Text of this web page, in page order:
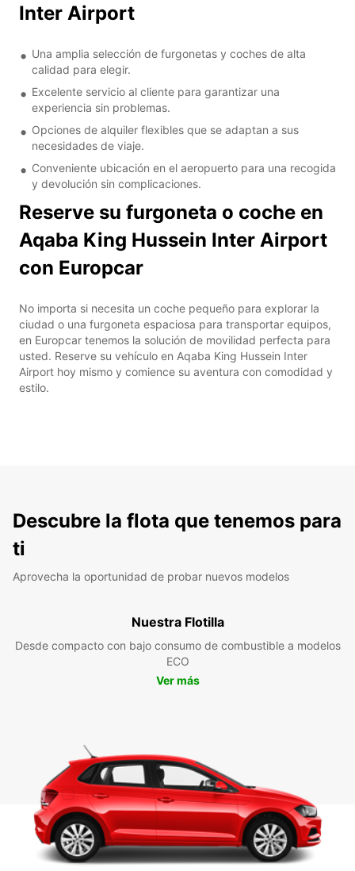
Inter Airport
Una amplia selección de furgonetas y coches de alta
calidad para elegir.
Excelente servicio al cliente para garantizar una
experiencia sin problemas.
Opciones de alquiler flexibles que se adaptan a sus
necesidades de viaje.
Conveniente ubicación en el aeropuerto para una recogida
y devolución sin complicaciones.
Reserve su furgoneta o coche en
Aqaba King Hussein Inter Airport
con Europcar
No importa si necesita un coche pequeño para explorar la
ciudad o una furgoneta espaciosa para transportar equipos,
en Europcar tenemos la solución de movilidad perfecta para
usted. Reserve su vehículo en Aqaba King Hussein Inter
Airport hoy mismo y comience su aventura con comodidad y
estilo.
Descubre la flota que tenemos para
ti
Aprovecha la oportunidad de probar nuevos modelos
Nuestra Flotilla
Desde compacto con bajo consumo de combustible a modelos
ECO
Ver más